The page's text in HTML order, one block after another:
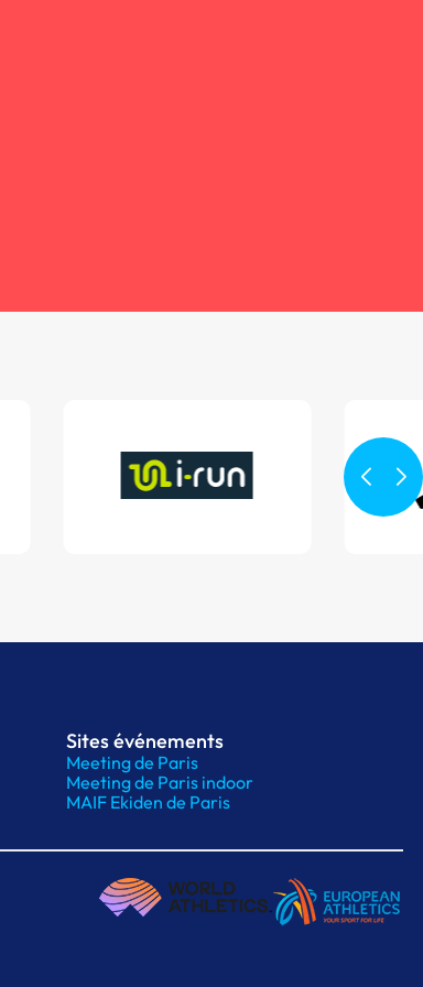
Sites événements
Meeting de Paris
Meeting de Paris indoor
MAIF Ekiden de Paris